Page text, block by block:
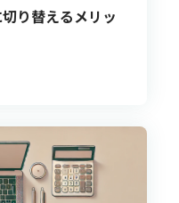
り替えるメリッ